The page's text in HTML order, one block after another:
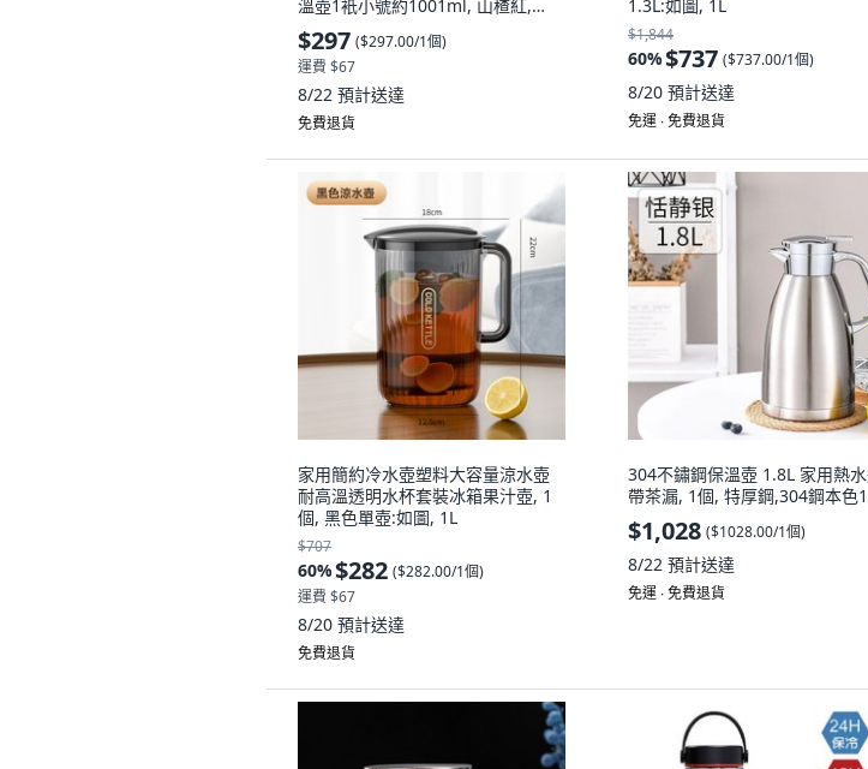
溫壺1衹小號約1001ml, 山楂紅,
1001ml
$297 ($297.00/1個)
運費 $67
8/22 預計送達
免費退貨
1.3L:如圖, 1L
$1,844
60%$737 ($737.00/1個)
8/20 預計送達
免運 ∙ 免費退貨
家用簡約冷水壺塑料大容量涼水壺
耐高溫透明水杯套裝冰箱果汁壺, 1
個, 黑色單壺:如圖, 1L
$707
60%$282 ($282.00/1個)
運費 $67
8/20 預計送達
免費退貨
304不鏽鋼保溫壺 1.8L 家用熱
帶茶漏, 1個, 特厚鋼,304鋼本色
$1,028 ($1028.00/1個)
8/22 預計送達
免運 ∙ 免費退貨